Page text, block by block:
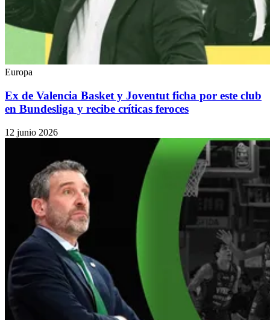
Europa
Ex de Valencia Basket y Joventut ficha por este club
en Bundesliga y recibe críticas feroces
12 junio 2026